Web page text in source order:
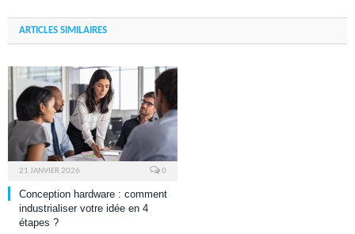
ARTICLES SIMILAIRES
21 JANVIER 2026 0
Conception hardware : comment
industrialiser votre idée en 4
étapes ?